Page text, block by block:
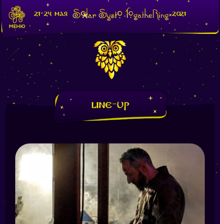
МЕНЮ
21-24 мая 2021
Line-Up